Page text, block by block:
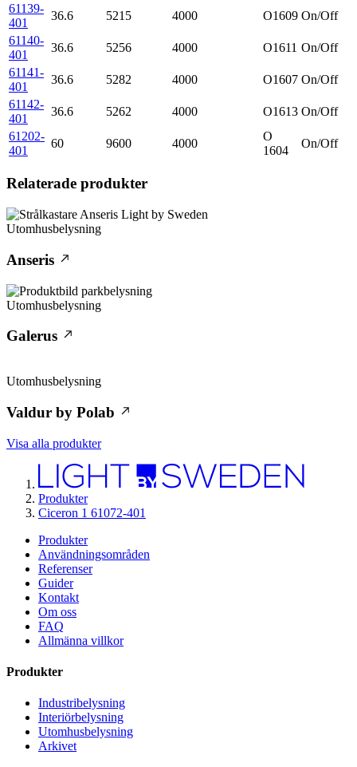
61139-
401
36.6 5215 4000 O1609 On/Off
61140-
401
36.6 5256 4000 O1611 On/Off
61141-
401
36.6 5282 4000 O1607 On/Off
61142-
401
36.6 5262 4000 O1613 On/Off
61202-
401
60 9600 4000
O
1604
On/Off
Relaterade produkter
Utomhusbelysning
Anseris
Utomhusbelysning
Galerus
Utomhusbelysning
Valdur by Polab
Visa alla produkter
Produkter
Ciceron 1 61072-401
Produkter
Användningsområden
Referenser
Guider
Kontakt
Om oss
FAQ
Allmänna villkor
Produkter
Industribelysning
Interiörbelysning
Utomhusbelysning
Arkivet